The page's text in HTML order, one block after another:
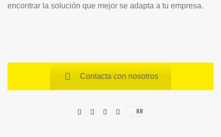
encontrar la solución que mejor se adapta a tu empresa.
Contacta con nosotros
88